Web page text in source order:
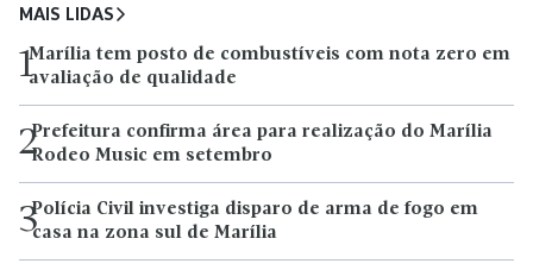
MAIS LIDAS
1Marília tem posto de combustíveis com nota zero em
avaliação de qualidade
2Prefeitura confirma área para realização do Marília
Rodeo Music em setembro
3Polícia Civil investiga disparo de arma de fogo em
casa na zona sul de Marília